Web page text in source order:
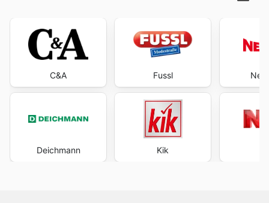
C&A
Deichmann
Fussl
Kik